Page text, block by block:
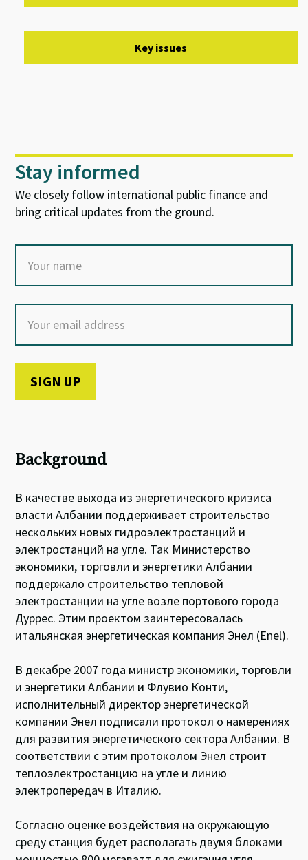
Key issues
Stay informed
We closely follow international public finance and
bring critical updates from the ground.
Background
В качестве выхода из энергетического кризиса
власти Албании поддерживает строительство
нескольких новых гидроэлектростанций и
электростанций на угле. Так Министерство
экономики, торговли и энергетики Албании
поддержало строительство тепловой
электростанции на угле возле портового города
Дуррес. Этим проектом заинтересовалась
итальянская энергетическая компания Энел (Enel).
В декабре 2007 года министр экономики, торговли
и энергетики Албании и Флувио Конти,
исполнительный директор энергетической
компании Энел подписали протокол о намерениях
для развития энергетического сектора Албании. В
соответствии с этим протоколом Энел строит
теплоэлектростанцию на угле и линию
электропередач в Италию.
Согласно оценке воздействия на окружающую
среду станция будет располагать двумя блоками